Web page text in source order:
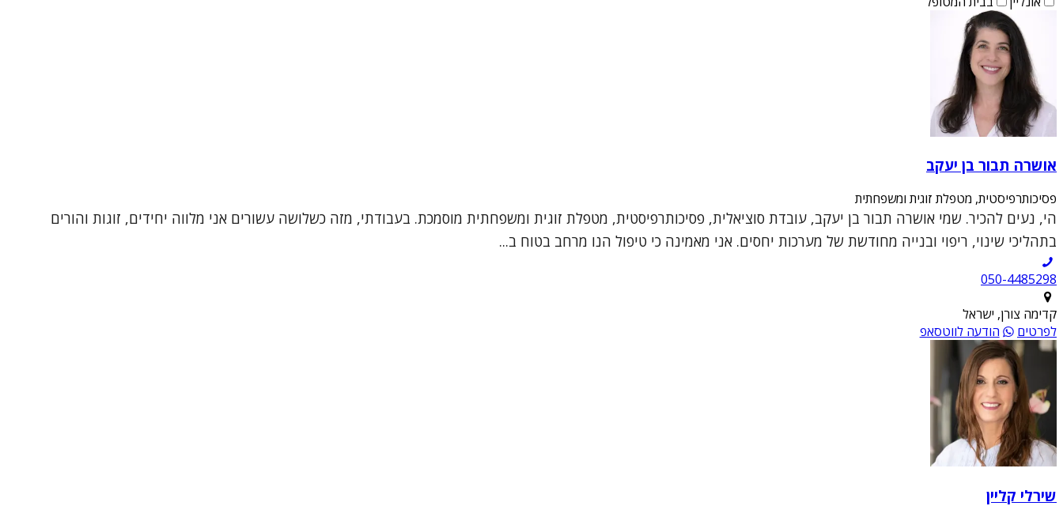
אושרה תבור בן יעקב
פסיכותרפיסטית, מטפלת זוגית ומשפחתית
הי, נעים להכיר. שמי אושרה תבור בן יעקב, עובדת סוציאלית, פסיכותרפיסטית, מטפלת זוגית ומשפחתית מוסמכת. בעבודתי, מזה כשלושה עשורים אני מלווה יחידים, זוגות והורים
בתהליכי שינוי, ריפוי ובנייה מחודשת של מערכות יחסים. אני מאמינה כי טיפול הנו מרחב בטוח ב...
050-4485298
קדימה צורן, ישראל
לפרטים
הודעה לווטסאפ
שירלי קליין